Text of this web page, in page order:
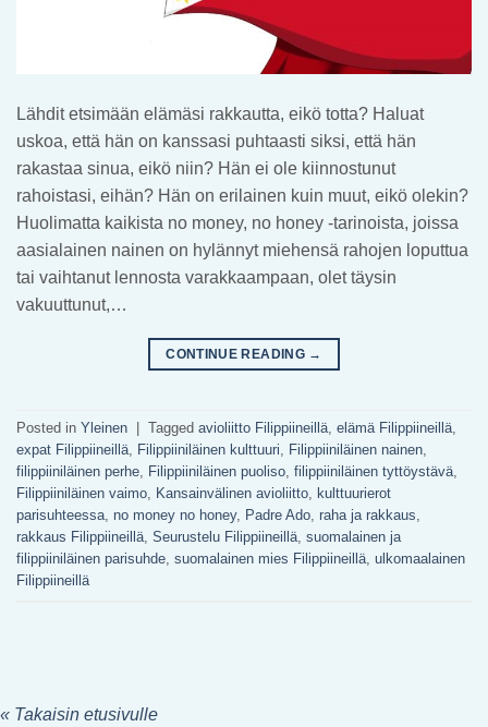
Lähdit etsimään elämäsi rakkautta, eikö totta? Haluat
uskoa, että hän on kanssasi puhtaasti siksi, että hän
rakastaa sinua, eikö niin? Hän ei ole kiinnostunut
rahoistasi, eihän? Hän on erilainen kuin muut, eikö olekin?
Huolimatta kaikista no money, no honey -tarinoista, joissa
aasialainen nainen on hylännyt miehensä rahojen loputtua
tai vaihtanut lennosta varakkaampaan, olet täysin
vakuuttunut,…
CONTINUE READING →
Posted in Yleinen Tagged avioliitto Filippiineillä, elämä Filippiineillä,
expat Filippiineillä, Filippiiniläinen kulttuuri, Filippiiniläinen nainen,
filippiiniläinen perhe, Filippiiniläinen puoliso, filippiiniläinen tyttöystävä,
Filippiiniläinen vaimo, Kansainvälinen avioliitto, kulttuurierot
parisuhteessa, no money no honey, Padre Ado, raha ja rakkaus,
rakkaus Filippiineillä, Seurustelu Filippiineillä, suomalainen ja
filippiiniläinen parisuhde, suomalainen mies Filippiineillä, ulkomaalainen
Filippiineillä
« Takaisin etusivulle